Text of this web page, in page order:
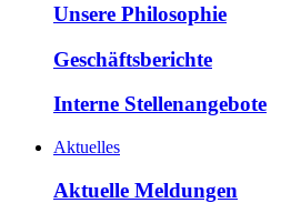
Unsere Philosophie
Geschäftsberichte
Interne Stellenangebote
Aktuelles
Aktuelle Meldungen